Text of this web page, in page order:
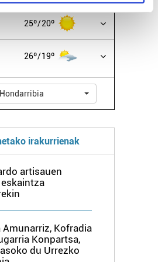
(fingerprinting)
your personal data is processed
details section
zure datu pertsonalak
adibidez, iragarki eta eduki
iragarkiak eta edukia
Zure datuak nork eta zertarako
dezakezu.
baimenik eskatzen, eta beren
babesten dira. Ikusi gure
prozesatzeko moduari
25º 20º
26º 19º
Hondarribia
irakurrienak
artisauen
eskaintza
Amunarriz, Kofradia
Konpartsa,
du Urrezko